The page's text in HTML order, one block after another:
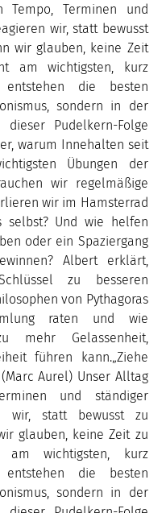
Terminen und
wir, statt bewusst
wir glauben, keine Zeit
am wichtigsten, kurz
die besten
sondern in der
dieser Pudelkern-Folge
warum Innehalten seit
Übungen der
wir regelmäßige
wir im Hamsterrad
Und wie helfen
oder ein Spaziergang
Albert erklärt,
zu besseren
von Pythagoras
raten und wie
mehr Gelassenheit,
führen kann.„Ziehe
Aurel) Unser Alltag
und ständiger
wir, statt bewusst zu
glauben, keine Zeit zu
wichtigsten, kurz
die besten
sondern in der